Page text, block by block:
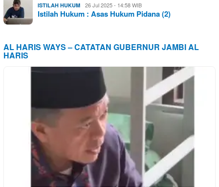
ISTILAH HUKUM 26 Jul 2025 - 14:58 WIB
Istilah Hukum : Asas Hukum Pidana (2)
AL HARIS WAYS – CATATAN GUBERNUR JAMBI AL
HARIS